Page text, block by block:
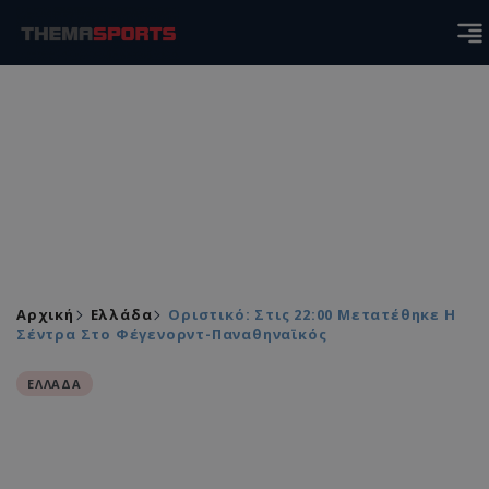
Αρχική Ελλάδα
Οριστικό: Στις 22:00 Μετατέθηκε Η
Σέντρα Στο Φέγενορντ-Παναθηναϊκός
ΕΛΛΑΔΑ